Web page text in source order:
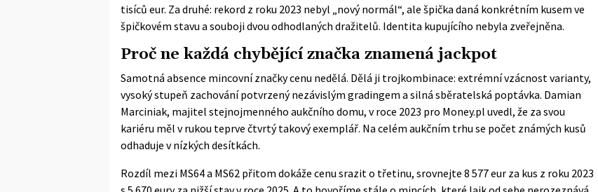
tisíců eur. Za druhé: rekord z roku 2023 nebyl „nový normál“, ale špička daná konkrétním kusem ve
špičkovém stavu a souboji dvou odhodlaných dražitelů. Identita kupujícího nebyla zveřejněna.
Proč ne každá chybějící značka znamená jackpot
Samotná absence mincovní značky cenu nedělá. Dělá ji trojkombinace: extrémní vzácnost varianty,
vysoký stupeň zachování potvrzený nezávislým gradingem a silná sběratelská poptávka. Damian
Marciniak, majitel stejnojmenného aukčního domu, v roce 2023 pro Money.pl uvedl, že za svou
kariéru měl v rukou teprve čtvrtý takový exemplář. Na celém aukčním trhu se počet známých kusů
odhaduje v nízkých desítkách.
Rozdíl mezi MS64 a MS62 přitom dokáže cenu srazit o třetinu, srovnejte 8 577 eur za kus z roku 2023